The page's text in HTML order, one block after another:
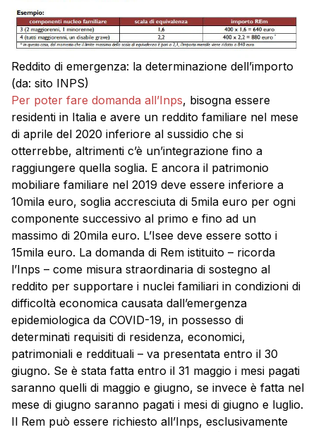
Reddito di emergenza: la determinazione dell’importo
(da: sito INPS)
Per poter fare domanda all’Inps, bisogna essere
residenti in Italia e avere un reddito familiare nel mese
di aprile del 2020 inferiore al sussidio che si
otterrebbe, altrimenti c’è un’integrazione fino a
raggiungere quella soglia. E ancora il patrimonio
mobiliare familiare nel 2019 deve essere inferiore a
10mila euro, soglia accresciuta di 5mila euro per ogni
componente successivo al primo e fino ad un
massimo di 20mila euro. L’Isee deve essere sotto i
15mila euro. La domanda di Rem istituito – ricorda
l’Inps – come misura straordinaria di sostegno al
reddito per supportare i nuclei familiari in condizioni di
difficoltà economica causata dall’emergenza
epidemiologica da COVID-19, in possesso di
determinati requisiti di residenza, economici,
patrimoniali e reddituali – va presentata entro il 30
giugno. Se è stata fatta entro il 31 maggio i mesi pagati
saranno quelli di maggio e giugno, se invece è fatta nel
mese di giugno saranno pagati i mesi di giugno e luglio.
Il Rem può essere richiesto all’Inps, esclusivamente